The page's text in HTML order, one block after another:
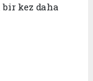
bir kez daha